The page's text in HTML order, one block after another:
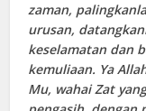
zaman,
urusan,
keselamatan dan
kemuliaan. Ya
Mu, wahai Zat